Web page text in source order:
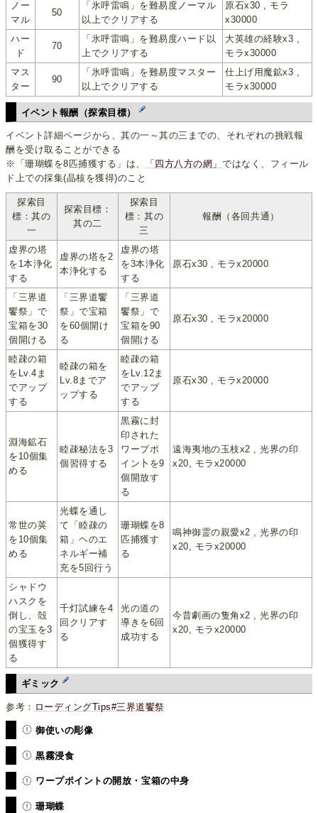
ノー
マル
50
「氷呼雷鳴」を難易度ノーマル
以上でクリアする
原石x30 , モラ
x30000
ハー
ド
70
「氷呼雷鳴」を難易度ハード以
上でクリアする
大英雄の経験x3 ,
モラx30000
マス
ター
90
「氷呼雷鳴」を難易度マスター
以上でクリアする
仕上げ用魔鉱x3 ,
モラx30000
イベント報酬（探索目標）
イベント詳細ページから、其の一～其の三までの、それぞれの挑戦報
酬を受け取ることができる
※「珊瑚蝶を8匹捕獲する」は、
「四方八方の網」 ではなく、フィール
ド上での採集(晶核を獲得)のこと
探索目
標：其の
一
探索目標：
其の二
探索目
標：其の
三
報酬（各回共通）
虚界の塔
を1本浄化
する
虚界の塔を2
本浄化する
虚界の塔
を3本浄化
する
原石x30 , モラx20000
「三界道
饗祭」で
宝箱を30
個開ける
「三界道饗
祭」で宝箱
を60個開け
る
「三界道
饗祭」で
宝箱を90
個開ける
原石x30 , モラx20000
睦疎の箱
をLv.4ま
でアップ
する
睦疎の箱を
Lv.8までア
ップする
睦疎の箱
をLv.12ま
でアップ
する
原石x30 , モラx20000
淵海鉱石
を10個集
める
睦疎秘法を3
個習得する
黒霧に封
印された
ワープポ
イン卜を9
個開放す
る
遠海夷地の玉枝x2 , 光界の印
x20, モラx20000
常世の荚
を10個集
める
光蝶を通し
て「睦疎の
箱」ヘのエ
ネルギー補
充を5回行う
珊瑚蝶を8
匹捕獲す
る
鳴神御霊の親愛x2 , 光界の印
x20, モラx20000
シャドウ
ハスクを
倒し、殻
の宝玉を3
個獲得す
る
千灯試練を4
回クリアす
る
光の道の
導きを6回
成功する
今昔劇画の隻角x2 , 光界の印
x20, モラx20000
ギミック
参考： ローディングTips#三界道饗祭
御使いの彫像
黒霧浸食
ワープポイントの開放・宝箱の中身
珊瑚蝶